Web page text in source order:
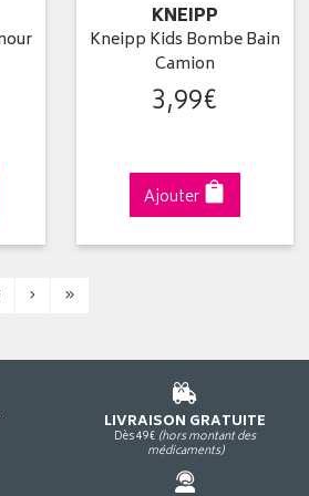
KNEIPP
Kneipp Kids Bombe Bain
Camion
3,99€
Ajouter
› »
LIVRAISON GRATUITE
Dès 49€ (hors montant des
médicaments)